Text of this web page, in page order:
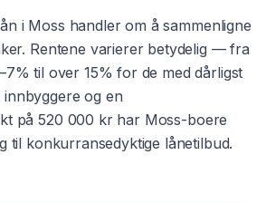
i Moss handler om å sammenligne
Rentene varierer betydelig — fra
til over 15% for de med dårligst
innbyggere og en
på520 000 krhar Moss-boere
til konkurransedyktige lånetilbud.